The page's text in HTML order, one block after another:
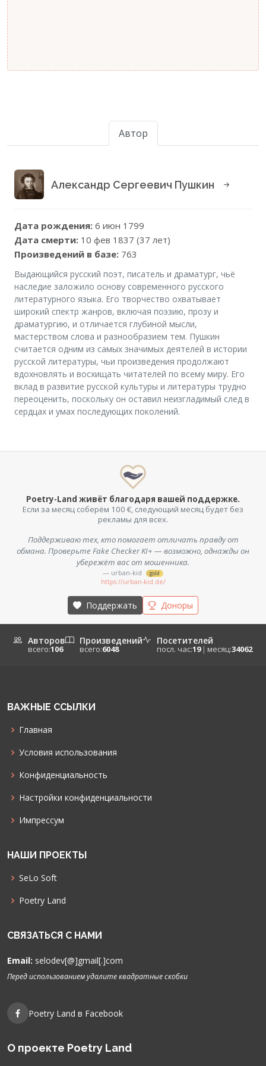
Автор
Александр Сергеевич Пушкин
Дата рождения: 6 июн 1799
Дата смерти: 10 фев 1837 (37 лет)
Произведений в базе: 763
Выдающийся русский поэт, писатель и драматург, чьё
наследие заложило основу современного русского
литературного языка. Его творчество охватывает
широкий спектр жанров, включая поэзию, прозу и
драматургию, и отличается глубиной мысли,
мастерством слова и разнообразием тем. Пушкин
считается одним из самых значимых деятелей в истории
русской литературы, чьи произведения продолжают
вдохновлять и восхищать читателей по всему миру. Его
вклад в развитие русской культуры и литературы трудно
переоценить, поскольку он оставил неизгладимый след в
сердцах и умах последующих поколений.
Poetry-Land живёт благодаря вашей поддержке.
Если за месяц соберём 100 €, следующий месяц будет без
рекламы для всех.
Поддерживаю тех, кто помогает отличать правду от
обмана. Проверьте Fake Checker KI+ — возможно, однажды он
убережёт вас от мошенника.
— urban-kid gold
https://urban-kid.de/
Поддержать Доноры
Авторов
всего:106
Произведений
всего:6048
Посетителей
посл. час:19 | месяц:34062
ВАЖНЫЕ ССЫЛКИ
Главная
Условия использования
Конфиденциальность
Настройки конфиденциальности
Импрессум
НАШИ ПРОЕКТЫ
SeLo Soft
Poetry Land
СВЯЗАТЬСЯ С НАМИ
Email: selodev[@]gmail[.]com
Перед использованием удалите квадратные скобки
Poetry Land в Facebook
О проекте Poetry Land